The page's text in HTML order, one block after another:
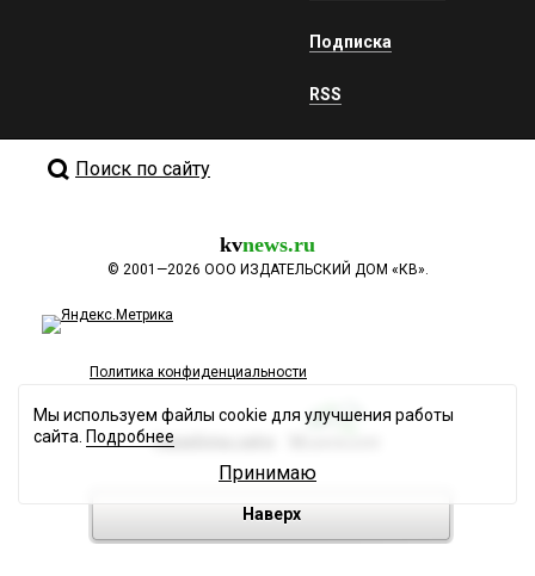
Подписка
RSS
Поиск по сайту
kvnews.ru
© 2001—2026 ООО ИЗДАТЕЛЬСКИЙ ДОМ «КВ».
Политика конфиденциальности
Разработка сайта
Наверх
Мы используем файлы cookie для улучшения работы
сайта. Подробнее
Принимаю